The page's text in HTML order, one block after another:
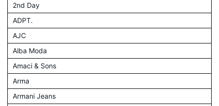
2nd Day
ADPT.
AJC
Alba Moda
Amaci & Sons
Arma
Armani Jeans